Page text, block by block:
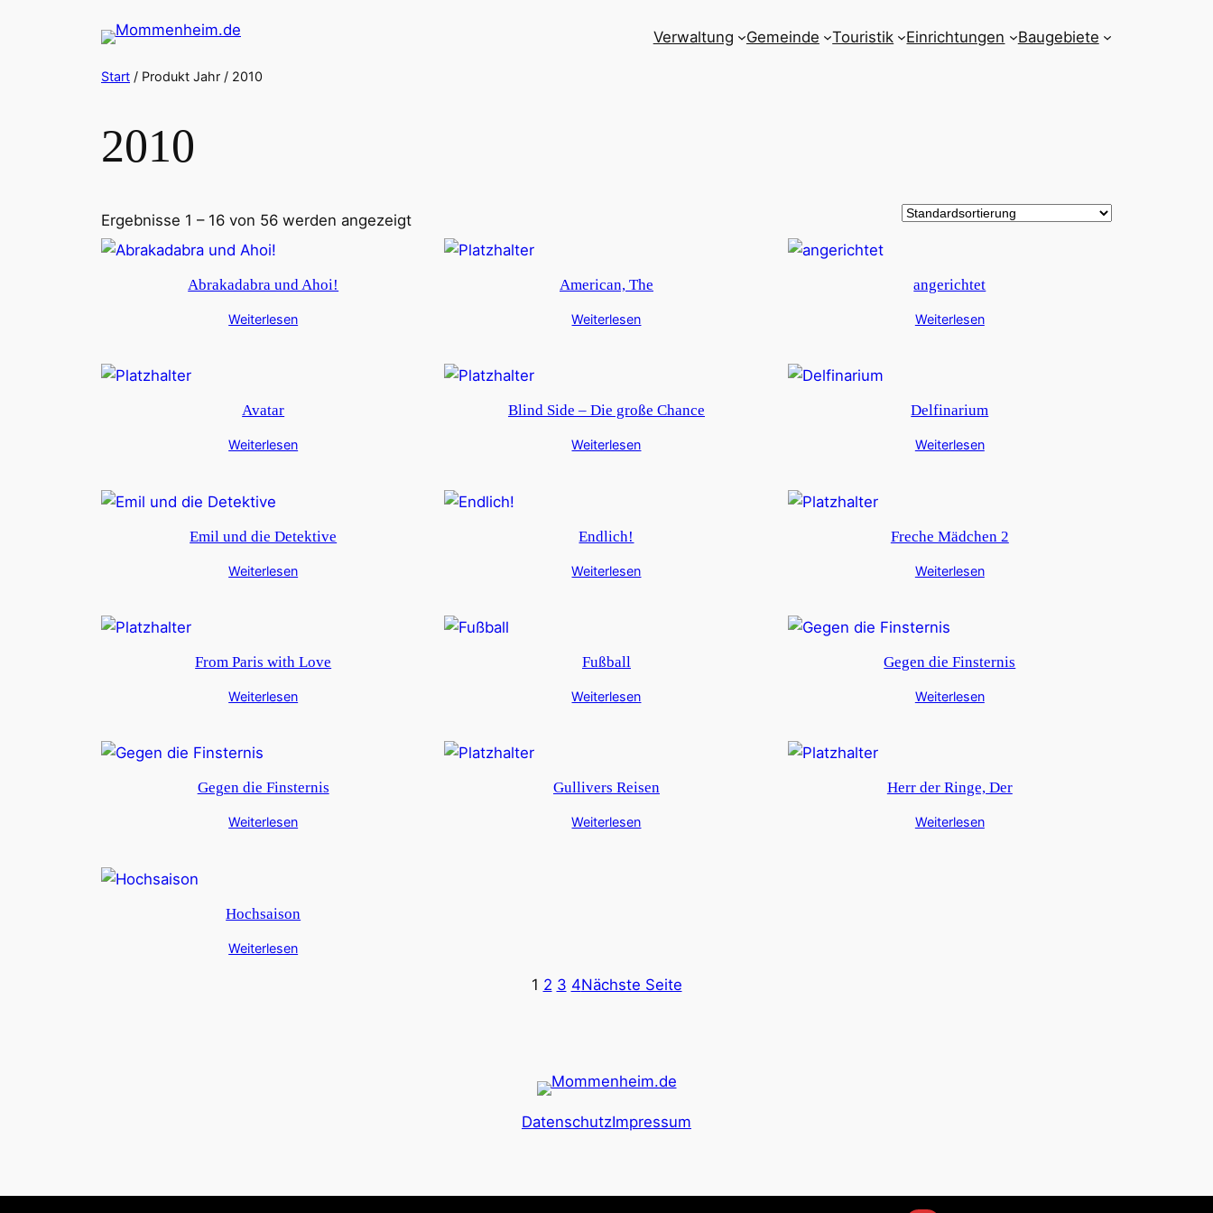
Verwaltung Gemeinde Touristik Einrichtungen Baugebiete
Start / Produkt Jahr / 2010
2010
Ergebnisse 1 – 16 von 56 werden angezeigt
Abrakadabra und Ahoi!
Weiterlesen
American, The
Weiterlesen
angerichtet
Weiterlesen
Avatar
Weiterlesen
Blind Side – Die große Chance
Weiterlesen
Delfinarium
Weiterlesen
Emil und die Detektive
Weiterlesen
Endlich!
Weiterlesen
Freche Mädchen 2
Weiterlesen
From Paris with Love
Weiterlesen
Fußball
Weiterlesen
Gegen die Finsternis
Weiterlesen
Gegen die Finsternis
Weiterlesen
Gullivers Reisen
Weiterlesen
Herr der Ringe, Der
Weiterlesen
Hochsaison
Weiterlesen
1 2 3 4Nächste Seite
DatenschutzImpressum